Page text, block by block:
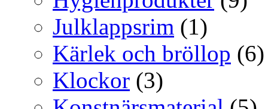
Julklappsrim (1)
Kärlek och bröllop (6)
Klockor (3)